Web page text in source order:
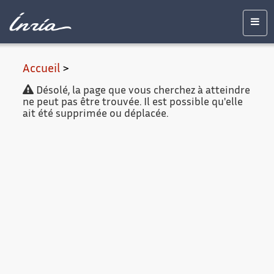
Mentions
Accueil >
Désolé, la page que vous cherchez à atteindre
ne peut pas être trouvée. Il est possible qu'elle
ait été supprimée ou déplacée.